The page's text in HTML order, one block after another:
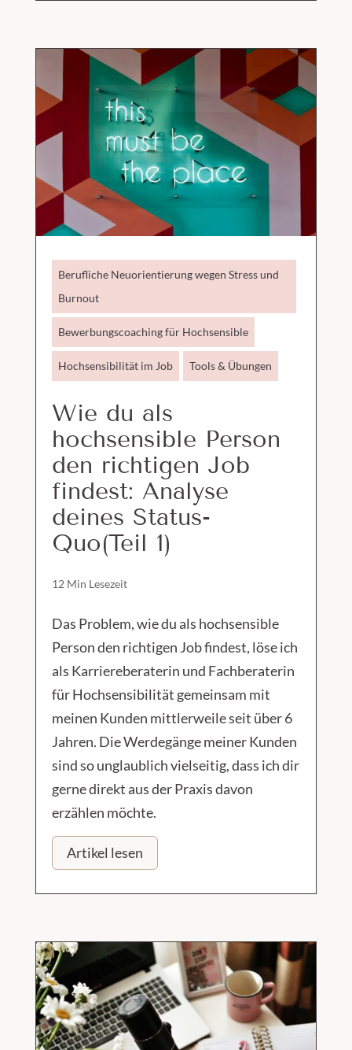
Berufliche Neuorientierung wegen Stress und
Burnout
Bewerbungscoaching für Hochsensible
Hochsensibilität im Job Tools & Übungen
Wie du als
hochsensible Person
den richtigen Job
findest: Analyse
deines Status-
Quo(Teil 1)
12 Min Lesezeit
Das Problem, wie du als hochsensible
Person den richtigen Job findest, löse ich
als Karriereberaterin und Fachberaterin
für Hochsensibilität gemeinsam mit
meinen Kunden mittlerweile seit über 6
Jahren. Die Werdegänge meiner Kunden
sind so unglaublich vielseitig, dass ich dir
gerne direkt aus der Praxis davon
erzählen möchte.
Artikel lesen